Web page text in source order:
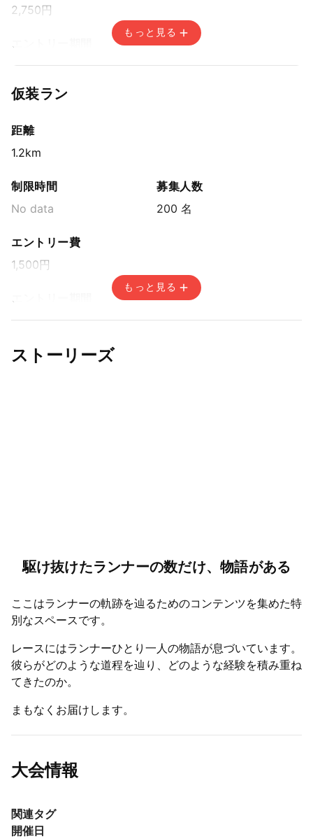
2,750円
エントリー期間
先着方式
もっと見る
仮装ラン
距離
1.2km
制限時間
No data
募集人数
200 名
エントリー費
1,500円
エントリー期間
先着方式
もっと見る
ストーリーズ
駆け抜けたランナーの数だけ、物語がある
ここはランナーの軌跡を辿るためのコンテンツを集めた特
別なスペースです。
レースにはランナーひとり一人の物語が息づいています。
彼らがどのような道程を辿り、どのような経験を積み重ね
てきたのか。
まもなくお届けします。
大会情報
関連タグ
開催日